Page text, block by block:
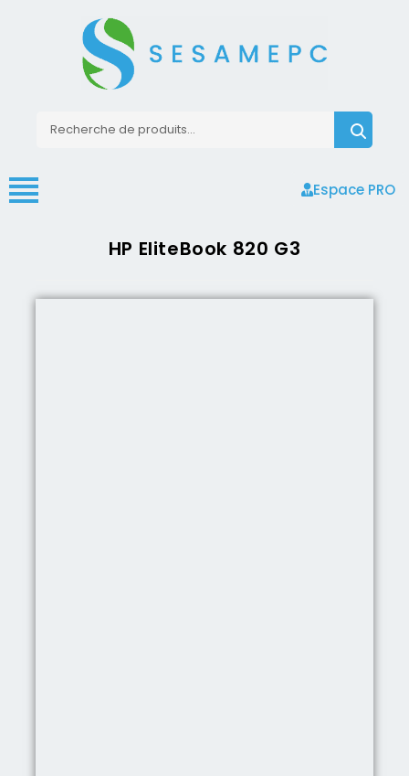
Espace PRO
HP EliteBook 820 G3